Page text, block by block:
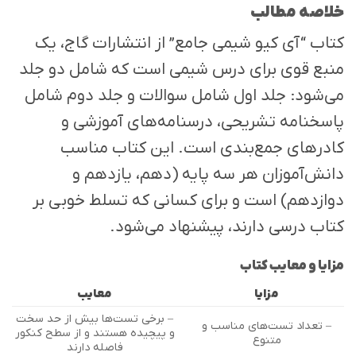
خلاصه مطالب
کتاب “آی کیو شیمی جامع” از انتشارات گاج، یک
منبع قوی برای درس شیمی است که شامل دو جلد
می‌شود: جلد اول شامل سوالات و جلد دوم شامل
پاسخنامه تشریحی، درسنامه‌های آموزشی و
کادرهای جمع‌بندی است. این کتاب مناسب
دانش‌آموزان هر سه پایه (دهم، یازدهم و
دوازدهم) است و برای کسانی که تسلط خوبی بر
کتاب درسی دارند، پیشنهاد می‌شود.
مزایا و معایب کتاب
مزایا معایب
– تعداد تست‌های مناسب و
متنوع
– برخی تست‌ها بیش از حد سخت
و پیچیده هستند و از سطح کنکور
فاصله دارند